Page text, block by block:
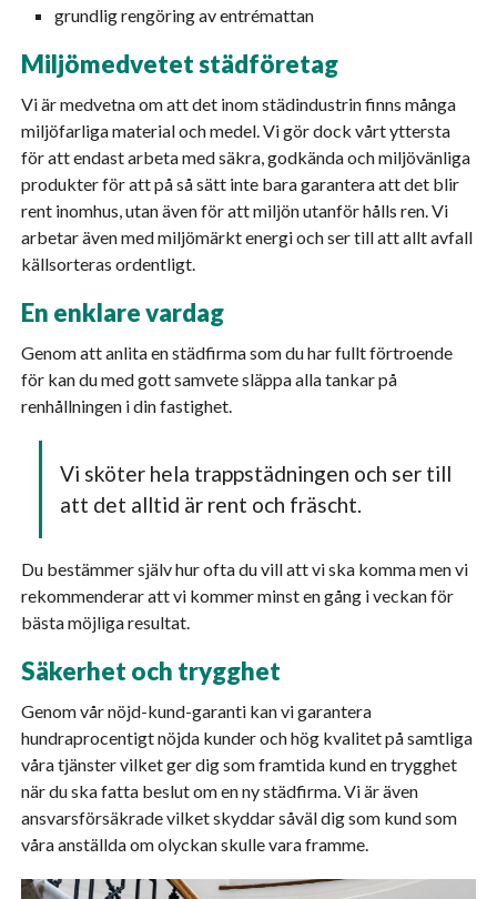
grundlig rengöring av entrémattan
Miljömedvetet städföretag
Vi är medvetna om att det inom städindustrin finns många
miljöfarliga material och medel. Vi gör dock vårt yttersta
för att endast arbeta med säkra, godkända och miljövänliga
produkter för att på så sätt inte bara garantera att det blir
rent inomhus, utan även för att miljön utanför hålls ren. Vi
arbetar även med miljömärkt energi och ser till att allt avfall
källsorteras ordentligt.
En enklare vardag
Genom att anlita en städfirma som du har fullt förtroende
för kan du med gott samvete släppa alla tankar på
renhållningen i din fastighet.
Vi sköter hela trappstädningen och ser till
att det alltid är rent och fräscht.
Du bestämmer själv hur ofta du vill att vi ska komma men vi
rekommenderar att vi kommer minst en gång i veckan för
bästa möjliga resultat.
Säkerhet och trygghet
Genom vår nöjd-kund-garanti kan vi garantera
hundraprocentigt nöjda kunder och hög kvalitet på samtliga
våra tjänster vilket ger dig som framtida kund en trygghet
när du ska fatta beslut om en ny städfirma. Vi är även
ansvarsförsäkrade vilket skyddar såväl dig som kund som
våra anställda om olyckan skulle vara framme.